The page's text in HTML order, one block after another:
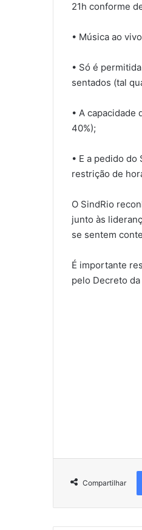
21h conforme
• Música ao
• Só é
sentados (tal
• A capacidade
40%);
• E a pedido
restrição de
O SindRio
junto às
se sentem
É importante
pelo Decreto
Compartilhar